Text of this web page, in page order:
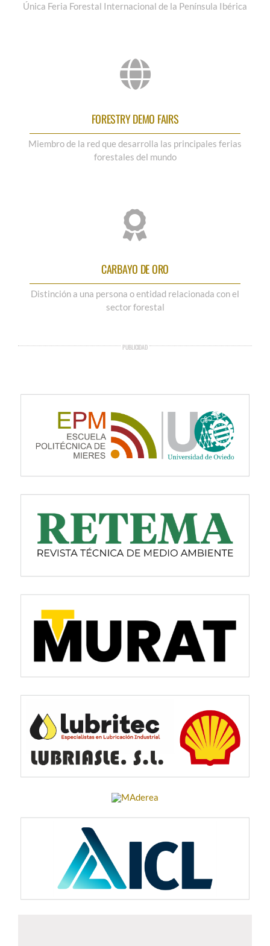
Única Feria Forestal Internacional de la Península Ibérica
FORESTRY DEMO FAIRS
Miembro de la red que desarrolla las principales ferias
forestales del mundo
CARBAYO DE ORO
Distinción a una persona o entidad relacionada con el
sector forestal
PUBLICIDAD